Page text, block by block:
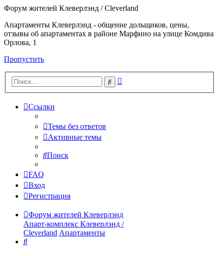
Форум жителей Клеверлэнд / Cleverland
Апартаменты Клеверлэнд - общение дольщиков, цены,
отзывы об апартаментах в районе Марфино на улице Комдива
Орлова, 1
Пропустить
Поиск
Ссылки
Темы без ответов
Активные темы
Поиск
FAQ
Вход
Регистрация
Форум жителей Клеверлэнд
Апарт-комплекс Клеверлэнд /
Cleverland Апартаменты
Поиск